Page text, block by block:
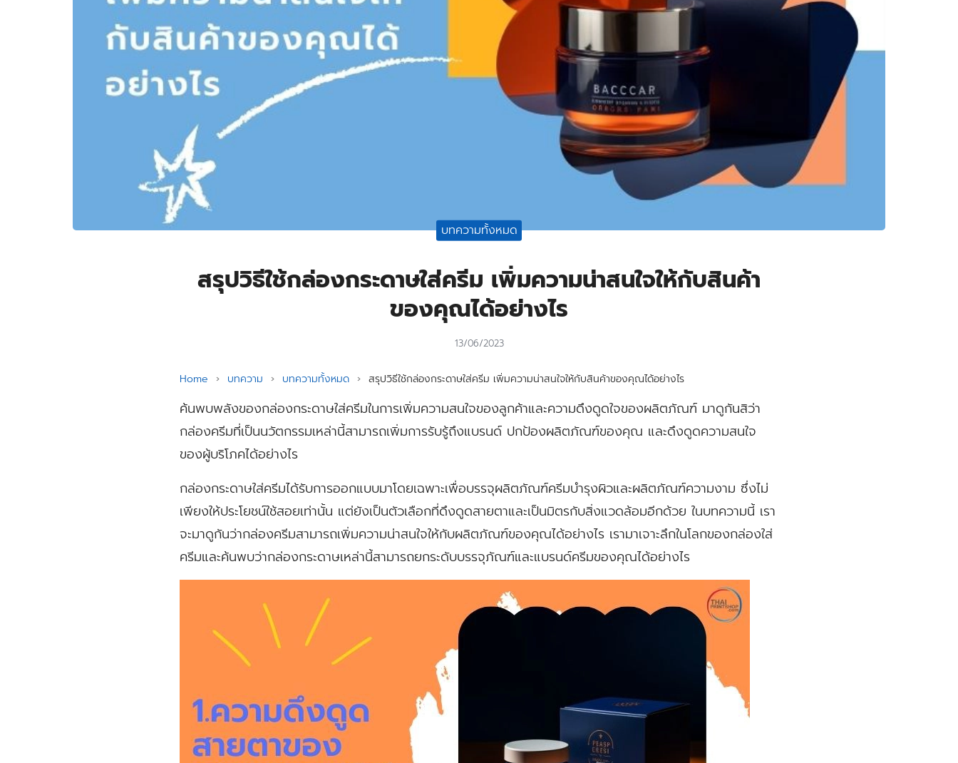
บทความทั้งหมด
สรุปวิธีใช้กล่องกระดาษใส่ครีม เพิ่มความน่าสนใจให้กับสินค้า
ของคุณได้อย่างไร
13/06/2023
Home › บทความ › บทความทั้งหมด › สรุปวิธีใช้กล่องกระดาษใส่ครีม เพิ่มความน่าสนใจให้กับสินค้าของคุณได้อย่างไร
ค้นพบพลังของกล่องกระดาษใส่ครีมในการเพิ่มความสนใจของลูกค้าและความดึงดูดใจของผลิตภัณฑ์ มาดูกันสิว่า
กล่องครีมที่เป็นนวัตกรรมเหล่านี้สามารถเพิ่มการรับรู้ถึงแบรนด์ ปกป้องผลิตภัณฑ์ของคุณ และดึงดูดความสนใจ
ของผู้บริโภคได้อย่างไร
กล่องกระดาษใส่ครีมได้รับการออกแบบมาโดยเฉพาะเพื่อบรรจุผลิตภัณฑ์ครีมบำรุงผิวและผลิตภัณฑ์ความงาม ซึ่งไม่
เพียงให้ประโยชน์ใช้สอยเท่านั้น แต่ยังเป็นตัวเลือกที่ดึงดูดสายตาและเป็นมิตรกับสิ่งแวดล้อมอีกด้วย ในบทความนี้ เรา
จะมาดูกันว่ากล่องครีมสามารถเพิ่มความน่าสนใจให้กับผลิตภัณฑ์ของคุณได้อย่างไร เรามาเจาะลึกในโลกของกล่องใส่
ครีมและค้นพบว่ากล่องกระดาษเหล่านี้สามารถยกระดับบรรจุภัณฑ์และแบรนด์ครีมของคุณได้อย่างไร